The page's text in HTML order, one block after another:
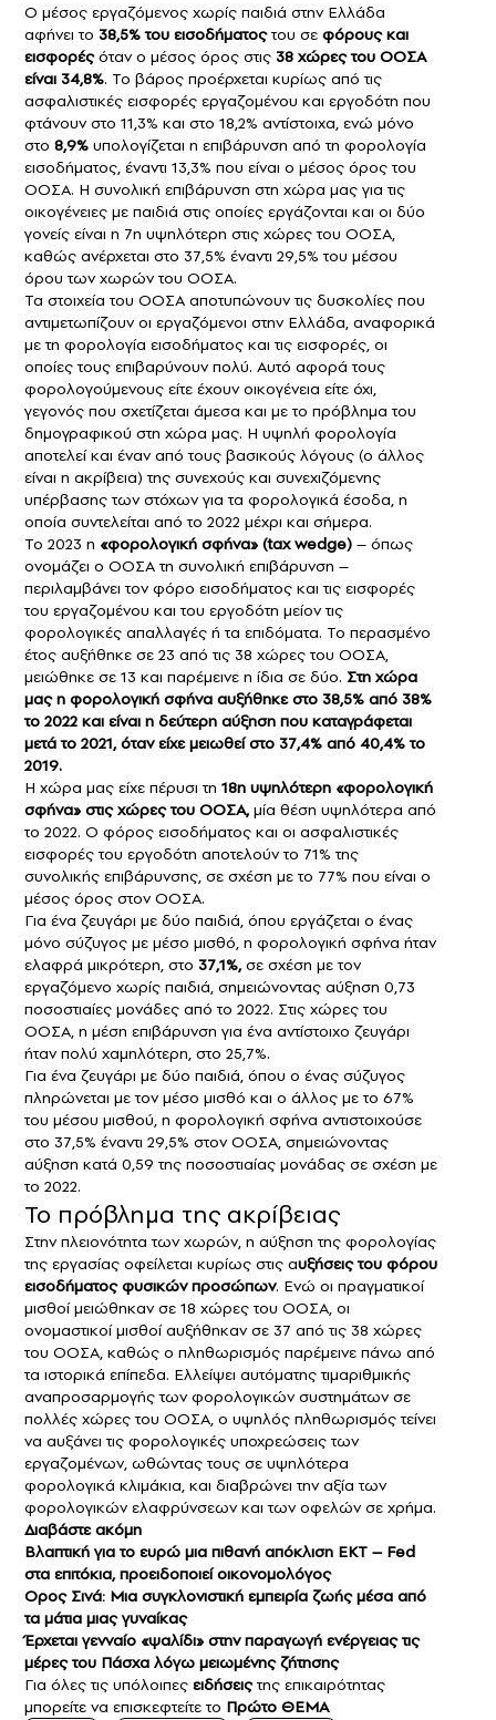
Ο μέσος εργαζόμενος χωρίς παιδιά στην Ελλάδα
αφήνει το 38,5% του εισοδήματοςτου σε φόρους και
εισφορέςόταν ο μέσος όρος στις 38 χώρες του ΟΟΣΑ
είναι 34,8%. Το βάρος προέρχεται κυρίως από τις
ασφαλιστικές εισφορές εργαζομένου και εργοδότη που
φτάνουν στο 11,3% και στο 18,2% αντίστοιχα, ενώ μόνο
στο 8,9% υπολογίζεται η επιβάρυνση από τη φορολογία
εισοδήματος, έναντι 13,3% που είναι ο μέσος όρος του
ΟΟΣΑ. Η συνολική επιβάρυνση στη χώρα μας για τις
οικογένειες με παιδιά στις οποίες εργάζονται και οι δύο
γονείς είναι η 7η υψηλότερη στις χώρες του ΟΟΣΑ,
καθώς ανέρχεται στο 37,5% έναντι 29,5% του μέσου
όρου των χωρών του ΟΟΣΑ.
Τα στοιχεία του ΟΟΣΑ αποτυπώνουν τις δυσκολίες που
αντιμετωπίζουν οι εργαζόμενοι στην Ελλάδα, αναφορικά
με τη φορολογία εισοδήματος και τις εισφορές, οι
οποίες τους επιβαρύνουν πολύ. Αυτό αφορά τους
φορολογούμενους είτε έχουν οικογένεια είτε όχι,
γεγονός που σχετίζεται άμεσα και με το πρόβλημα του
δημογραφικού στη χώρα μας. Η υψηλή φορολογία
αποτελεί και έναν από τους βασικούς λόγους (ο άλλος
είναι η ακρίβεια) της συνεχούς και συνεχιζόμενης
υπέρβασης των στόχων για τα φορολογικά έσοδα, η
οποία συντελείται από το 2022 μέχρι και σήμερα.
Το 2023 η «φορολογική σφήνα» (tax wedge) – όπως
ονομάζει ο ΟΟΣΑ τη συνολική επιβάρυνση –
περιλαμβάνει τον φόρο εισοδήματος και τις εισφορές
του εργαζομένου και του εργοδότη μείον τις
φορολογικές απαλλαγές ή τα επιδόματα. Το περασμένο
έτος αυξήθηκε σε 23 από τις 38 χώρες του ΟΟΣΑ,
μειώθηκε σε 13 και παρέμεινε η ίδια σε δύο. Στη χώρα
μας η φορολογική σφήνα αυξήθηκε στο 38,5% από 38%
το 2022 και είναι η δεύτερη αύξηση που καταγράφεται
μετά το 2021, όταν είχε μειωθεί στο 37,4% από 40,4% το
2019.
Η χώρα μας είχε πέρυσι τη 18η υψηλότερη «φορολογική
σφήνα» στις χώρες του ΟΟΣΑ,μία θέση υψηλότερα από
το 2022. Ο φόρος εισοδήματος και οι ασφαλιστικές
εισφορές του εργοδότη αποτελούν το 71% της
συνολικής επιβάρυνσης, σε σχέση με το 77% που είναι ο
μέσος όρος στον ΟΟΣΑ.
Για ένα ζευγάρι με δύο παιδιά, όπου εργάζεται ο ένας
μόνο σύζυγος με μέσο μισθό, η φορολογική σφήνα ήταν
ελαφρά μικρότερη, στο 37,1%,σε σχέση με τον
εργαζόμενο χωρίς παιδιά, σημειώνοντας αύξηση 0,73
ποσοστιαίες μονάδες από το 2022. Στις χώρες του
ΟΟΣΑ, η μέση επιβάρυνση για ένα αντίστοιχο ζευγάρι
ήταν πολύ χαμηλότερη, στο 25,7%.
Για ένα ζευγάρι με δύο παιδιά, όπου ο ένας σύζυγος
πληρώνεται με τον μέσο μισθό και ο άλλος με το 67%
του μέσου μισθού, η φορολογική σφήνα αντιστοιχούσε
στο 37,5% έναντι 29,5% στον ΟΟΣΑ, σημειώνοντας
αύξηση κατά 0,59 της ποσοστιαίας μονάδας σε σχέση με
το 2022.
Το πρόβλημα της ακρίβειας
Στην πλειονότητα των χωρών, η αύξηση της φορολογίας
της εργασίας οφείλεται κυρίως στις αυξήσεις του φόρου
εισοδήματος φυσικών προσώπων. Ενώ οι πραγματικοί
μισθοί μειώθηκαν σε 18 χώρες του ΟΟΣΑ, οι
ονομαστικοί μισθοί αυξήθηκαν σε 37 από τις 38 χώρες
του ΟΟΣΑ, καθώς ο πληθωρισμός παρέμεινε πάνω από
τα ιστορικά επίπεδα. Ελλείψει αυτόματης τιμαριθμικής
αναπροσαρμογής των φορολογικών συστημάτων σε
πολλές χώρες του ΟΟΣΑ, ο υψηλός πληθωρισμός τείνει
να αυξάνει τις φορολογικές υποχρεώσεις των
εργαζομένων, ωθώντας τους σε υψηλότερα
φορολογικά κλιμάκια, και διαβρώνει την αξία των
φορολογικών ελαφρύνσεων και των οφελών σε χρήμα.
Διαβάστε ακόμη
Βλαπτική για το ευρώ μια πιθανή απόκλιση ΕΚΤ – Fed
στα επιτόκια, προειδοποιεί οικονομολόγος
Ορος Σινά: Μια συγκλονιστική εμπειρία ζωής μέσα από
τα μάτια μιας γυναίκας
Έρχεται γενναίο «ψαλίδι» στην παραγωγή ενέργειας τις
μέρες του Πάσχα λόγω μειωμένης ζήτησης
Για όλες τις υπόλοιπες ειδήσειςτης επικαιρότητας
μπορείτε να επισκεφτείτε το Πρώτο ΘΕΜΑ